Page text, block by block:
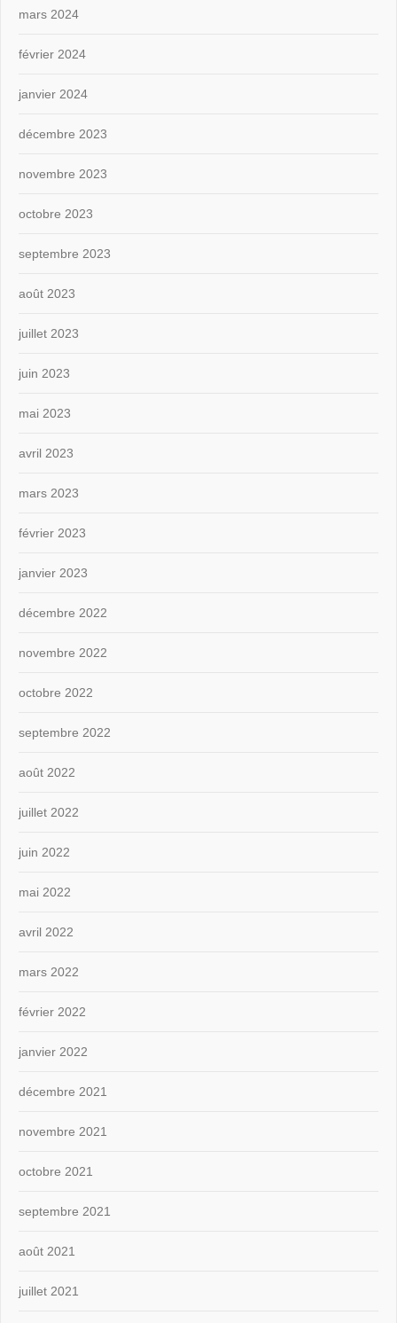
mars 2024
février 2024
janvier 2024
décembre 2023
novembre 2023
octobre 2023
septembre 2023
août 2023
juillet 2023
juin 2023
mai 2023
avril 2023
mars 2023
février 2023
janvier 2023
décembre 2022
novembre 2022
octobre 2022
septembre 2022
août 2022
juillet 2022
juin 2022
mai 2022
avril 2022
mars 2022
février 2022
janvier 2022
décembre 2021
novembre 2021
octobre 2021
septembre 2021
août 2021
juillet 2021